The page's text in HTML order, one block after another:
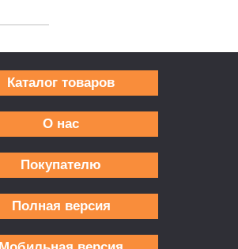
Каталог товаров
О нас
Покупателю
Полная версия